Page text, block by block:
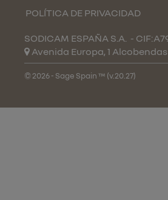
POLÍTICA DE PRIVACIDAD
SODICAM ESPAÑA S.A. -
Avenida Europa, 1 Alcobendas
© 2026 - Sage Spain ™ (v.20.27)